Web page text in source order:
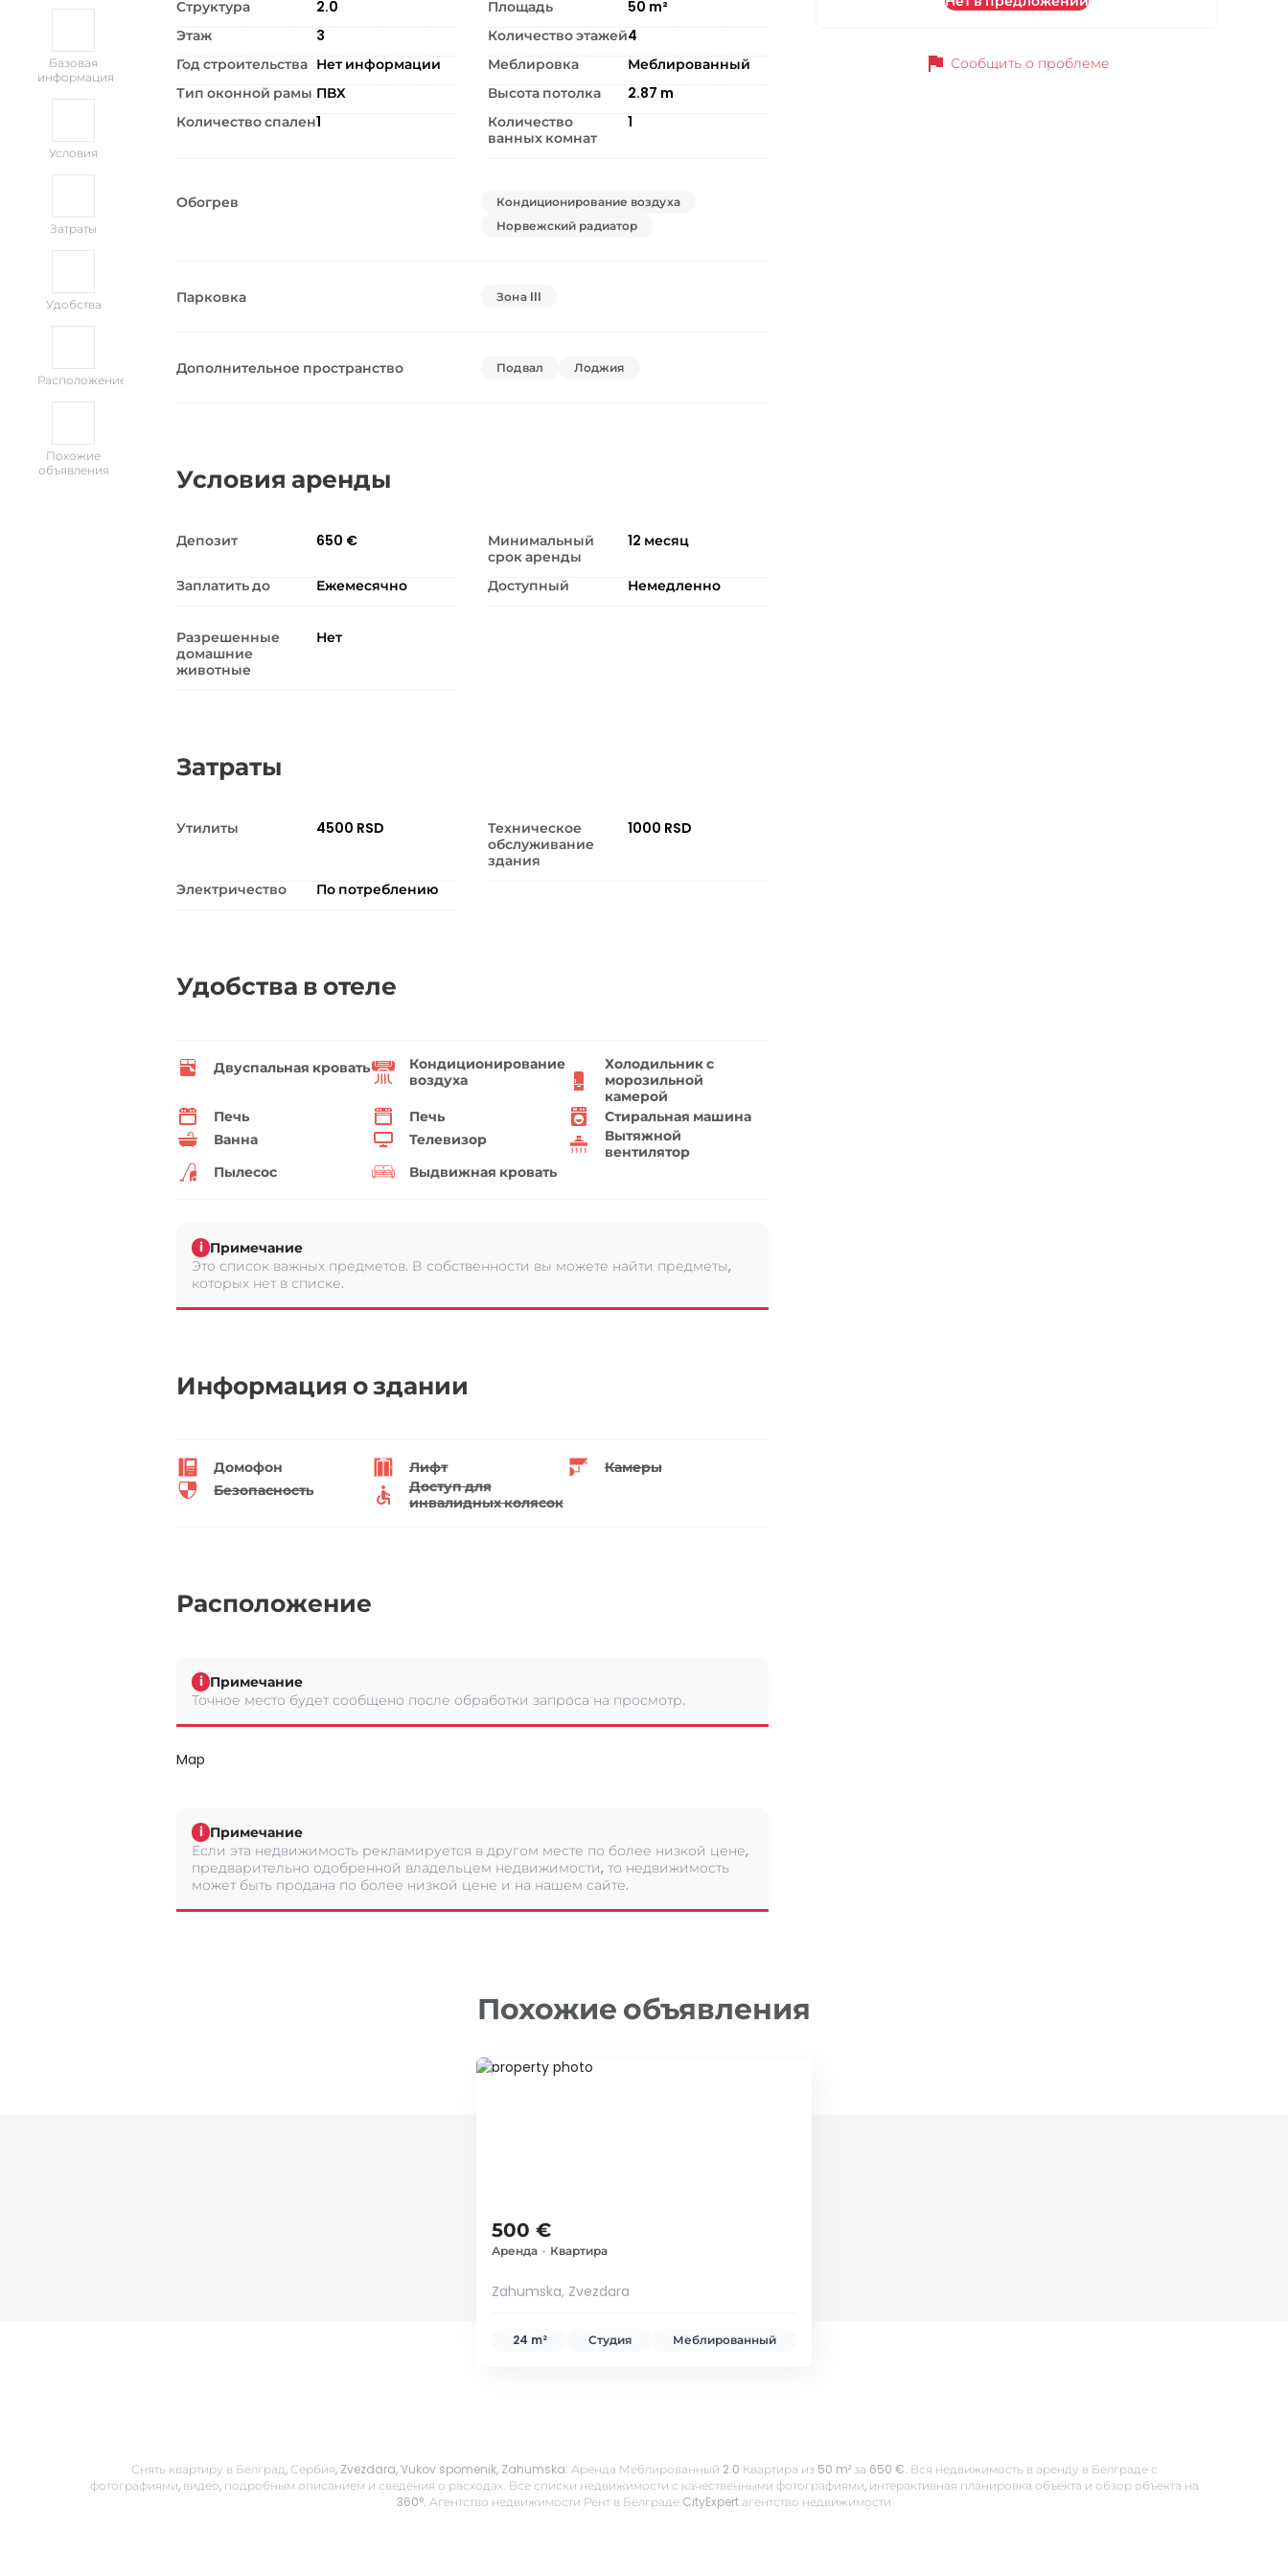
Базовая
информация
Условия
Затраты
Удобства
Расположение
Похожие
объявления
Структура 2.0 Площадь 50 m²
Этаж
3 Количество этажей4
Год строительства Нет информации Меблировка
Меблированный
Тип оконной рамы ПВХ Высота потолка 2.87 m
Количество спален1
Количество
ванных комнат
1
Обогрев
Кондиционирование воздуха
Норвежский радиатор
Парковка Зона III
Дополнительное пространство Подвал Лоджия
Условия аренды
Депозит 650 €
Минимальный
срок аренды
12 месяц
Заплатить до Ежемесячно Доступный Немедленно
Разрешенные
домашние
животные
Нет
Затраты
Утилиты 4500 RSD
Техническое
обслуживание
здания
1000 RSD
Электричество По потреблению
Удобства в отеле
Двуспальная кровать
Кондиционирование
воздуха
Холодильник с
морозильной
камерой
Печь
Печь
Стиральная машина
Ванна
Телевизор
Вытяжной
вентилятор
Пылесос
Выдвижная кровать
i Примечание
Это список важных предметов. В собственности вы можете найти предметы,
которых нет в списке.
Информация о здании
Домофон Лифт
Камеры
Безопасность
Доступ для
инвалидных колясок
Расположение
i Примечание
Точное место будет сообщено после обработки запроса на просмотр.
Map
i Примечание
Если эта недвижимость рекламируется в другом месте по более низкой цене,
предварительно одобренной владельцем недвижимости, то недвижимость
может быть продана по более низкой цене и на нашем сайте.
flag Сообщить о проблеме
Похожие объявления
ID 12808
500 €
Аренда • Квартира
Zahumska, Zvezdara
24 m² Студия Меблированный
Снять квартиру в Белград, Сербия, Zvezdara, Vukov spomenik, Zahumska: Аренда Меблированный 2.0 Квартира из 50 m² за 650 €. Вся недвижимость в аренду в Белграде с
фотографиями, видео, подробным описанием и сведения о расходах. Все списки недвижимости с качественными фотографиями, интерактивная планировка объекта и обзор объекта на
360°. Агентство недвижимости Рент в Белграде CityExpert агентство недвижимости